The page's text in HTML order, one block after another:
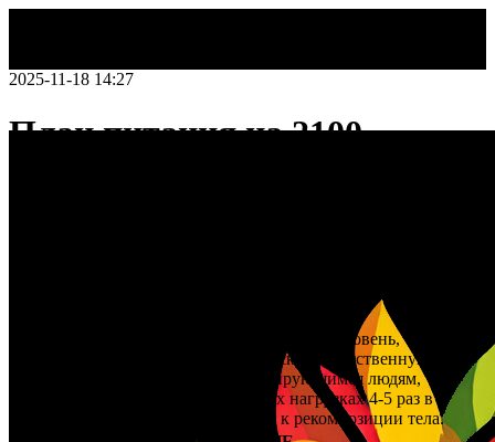
2025-11-18 14:27
План питания на 2100
— это энергетический уровень,
поддерживающий высокую физическую и умственную
активность. Рацион подходит тренирующимся людям,
сохраняющим вес при интенсивных нагрузках 4-5 раз в
неделю, а также тем, кто стремится к рекомпозиции тела.